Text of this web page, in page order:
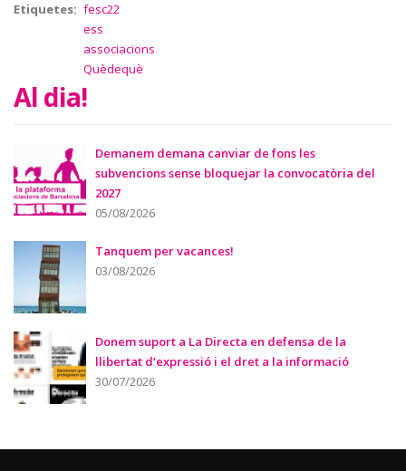
Etiquetes
fesc22
ess
associacions
Quèdequè
Al dia!
Demanem demana canviar de fons les
subvencions sense bloquejar la convocatòria del
2027
05/08/2026
Tanquem per vacances!
03/08/2026
Donem suport a La Directa en defensa de la
llibertat d’expressió i el dret a la informació
30/07/2026